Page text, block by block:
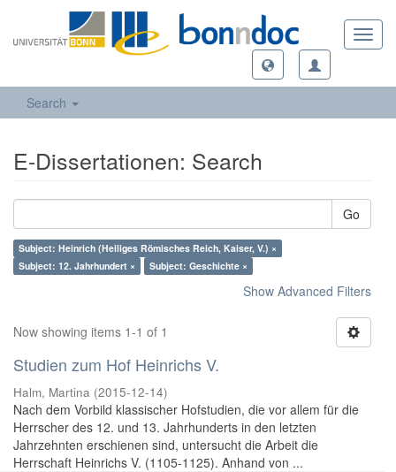
Search
E-Dissertationen: Search
Go
Subject: Heinrich (Heiliges Römisches Reich, Kaiser, V.) ×
Subject: 12. Jahrhundert ×
Subject: Geschichte ×
Show Advanced Filters
Now showing items 1-1 of 1
Studien zum Hof Heinrichs V.
Halm, Martina (2015-12-14)
Nach dem Vorbild klassischer Hofstudien, die vor allem für die
Herrscher des 12. und 13. Jahrhunderts in den letzten
Jahrzehnten erschienen sind, untersucht die Arbeit die
Herrschaft Heinrichs V. (1105-1125). Anhand von ...